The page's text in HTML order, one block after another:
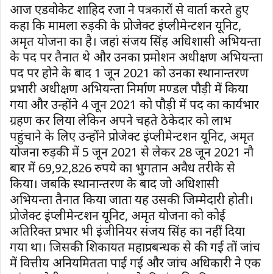
आज एडवोकेट शाहिद रजा ने पत्रकारों से वार्ता करते हुए
कहा कि मामला रुड़की के प्रोजेक्ट इंप्लीमेन्टशन यूनिट,
अमृत योजना का है। जहां संजय सिंह अधिशासी अभियन्ता
के पद पर तैनात थे और उनका प्रमोशन अधीक्षण अभियन्ता
पद पर होने के बाद 1 जून 2021 को उनका स्थानान्तरण
प्रभारी अधीक्षण अभियन्ता निर्माण मण्डल पौड़ी में किया
गया और उन्होंने 4 जून 2021 को पौड़ी में पद का कार्यभार
ग्रहण कर लिया लेकिन अपने चहते ठेकेदार को लाभ
पहुंचाने के लिए उन्होंने प्रोजेक्ट इंप्लीमेन्टशन यूनिट, अमृत
योजना रुड़की में 5 जून 2021 से लेकर 28 जून 2021 नौ
बार में 69,92,826 रुपये का भुगतान अवैध तरीके से
किया। जबकि स्थानान्तरण के बाद जो अधिशासी
अभियन्ता तैनात किया जाता यह उसकी जिम्मेदारी होती।
प्रोजेक्ट इंप्लीमेन्टशन यूनिट, अमृत योजना को कोई
अतिरिक्त प्रभार भी इंजीनियर संजय सिंह का नहीं दिया
गया था। जिसकी शिकायत महाप्रबन्धक से की गई तों जांच
में वित्तीय अनियमितता पाई गई और जांच अधिकारी ने एक